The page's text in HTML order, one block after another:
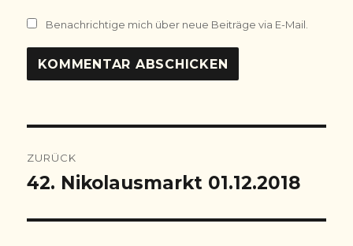
Benachrichtige mich über neue Beiträge via E-Mail.
ZURÜCK
Vorheriger
42. Nikolausmarkt 01.12.2018